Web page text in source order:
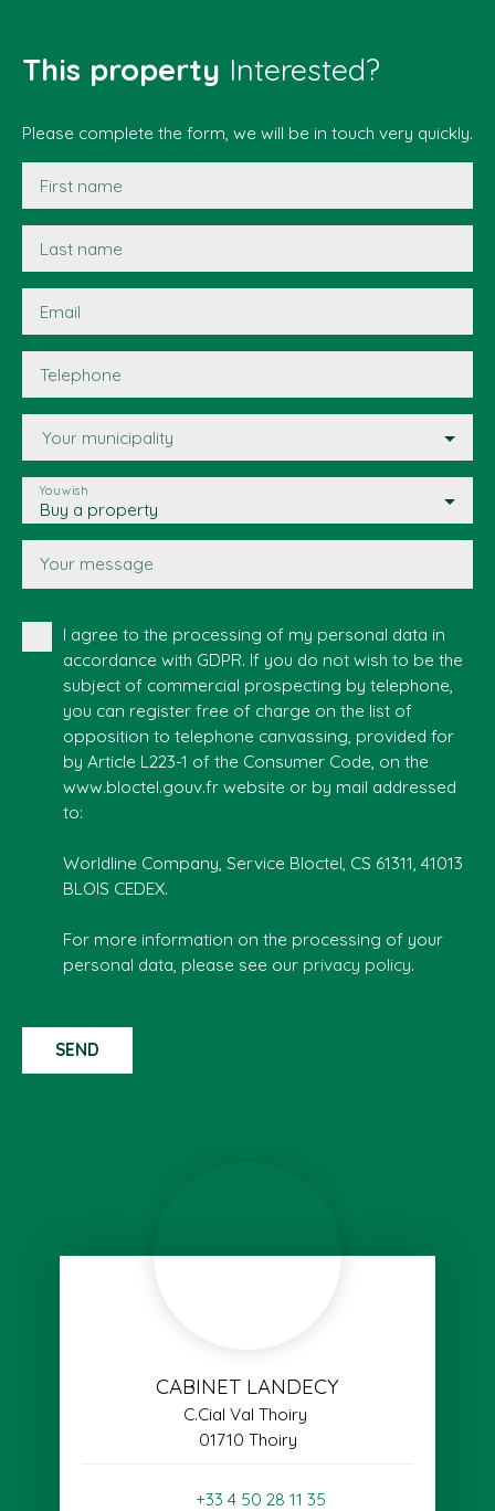
This property Interested?
Please complete the form, we will be in touch very quickly.
First name
Last name
Email
Telephone
Your municipality
Buy a property
You wish
Your message
I agree to the processing of my personal data in
accordance with GDPR. If you do not wish to be the
subject of commercial prospecting by telephone,
you can register free of charge on the list of
opposition to telephone canvassing, provided for
by Article L223-1 of the Consumer Code, on the
www.bloctel.gouv.fr website or by mail addressed
to:
Worldline Company, Service Bloctel, CS 61311, 41013
BLOIS CEDEX.
For more information on the processing of your
personal data, please see our privacy policy.
SEND
CABINET LANDECY
C.Cial Val Thoiry
01710 Thoiry
+33 4 50 28 11 35